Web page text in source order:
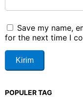
Save my name,
for the next time I
POPULER TAG